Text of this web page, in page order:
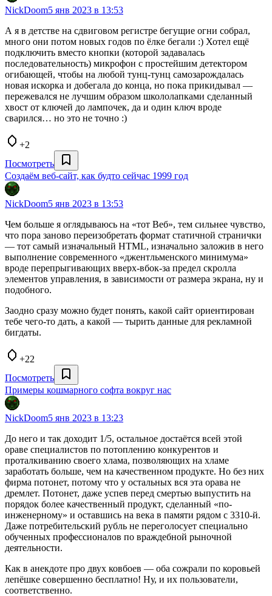
NickDoom5 янв 2023 в 13:53
А я в детстве на сдвиговом регистре бегущие огни собрал,
много они потом новых годов по ёлке бегали :) Хотел ещё
подключить вместо кнопки (которой задавалась
последовательность) микрофон с простейшим детектором
огибающей, чтобы на любой тунц-тунц самозарождалась
новая искорка и добегала до конца, но пока прикидывал —
пережевался не лучшим образом школолапками сделанный
хвост от ключей до лампочек, да и один ключ вроде
сварился… но это не точно :)
+2
Посмотреть
Создаём веб-сайт, как будто сейчас 1999 год
NickDoom5 янв 2023 в 13:53
Чем больше я оглядываюсь на «тот Веб», тем сильнее чувство,
что пора заново переизобретать формат статичной странички
— тот самый изначальный HTML, изначально заложив в него
выполнение современного «джентльменского минимума»
вроде перепрыгивающих вверх-вбок-за предел скролла
элементов управления, в зависимости от размера экрана, ну и
подобного.
Заодно сразу можно будет понять, какой сайт ориентирован
тебе чего-то дать, а какой — тырить данные для рекламной
бигдаты.
+22
Посмотреть
Примеры кошмарного софта вокруг нас
NickDoom5 янв 2023 в 13:23
До него и так доходит 1/5, остальное достаётся всей этой
ораве специалистов по потоплению конкурентов и
проталкиванию своего хлама, позволяющих на хламе
заработать больше, чем на качественном продукте. Но без них
фирма потонет, потому что у остальных вся эта орава не
дремлет. Потонет, даже успев перед смертью выпустить на
порядок более качественный продукт, сделанный «по-
инженерному» и оставшись на века в памяти рядом с 3310-й.
Даже потребительский рубль не переголосует специально
обученных профессионалов по враждебной рыночной
деятельности.
Как в анекдоте про двух ковбоев — оба сожрали по коровьей
лепёшке совершенно бесплатно! Ну, и их пользователи,
соответственно.